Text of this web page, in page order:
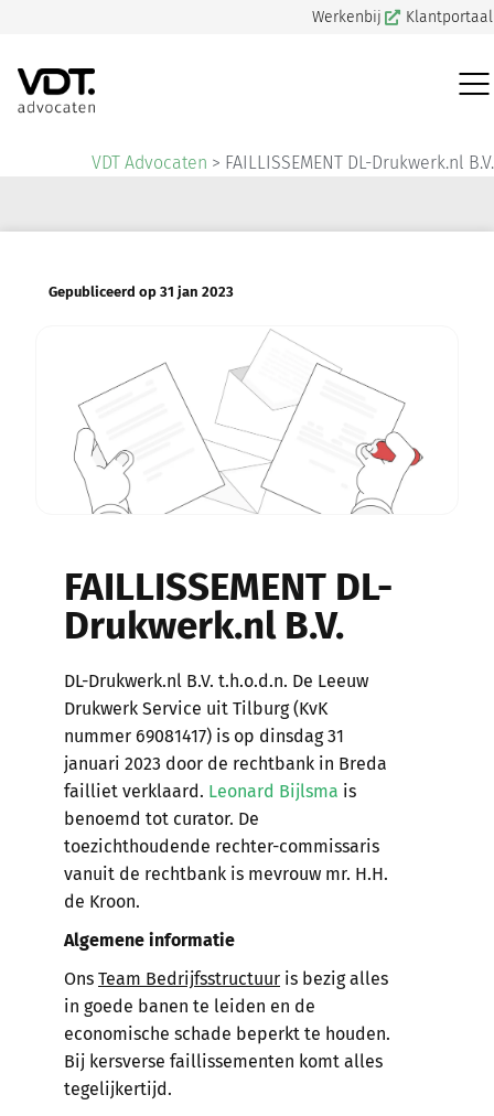
Werkenbij Klantportaal
VDT Advocaten > FAILLISSEMENT DL-Drukwerk.nl B.V.
Gepubliceerd op 31 jan 2023
FAILLISSEMENT DL-
Drukwerk.nl B.V.
DL-Drukwerk.nl B.V. t.h.o.d.n. De Leeuw
Drukwerk Service uit Tilburg (KvK
nummer 69081417) is op dinsdag 31
januari 2023 door de rechtbank in Breda
failliet verklaard. Leonard Bijlsma is
benoemd tot curator. De
toezichthoudende rechter-commissaris
vanuit de rechtbank is mevrouw mr. H.H.
de Kroon.
Algemene informatie
Ons Team Bedrijfsstructuur is bezig alles
in goede banen te leiden en de
economische schade beperkt te houden.
Bij kersverse faillissementen komt alles
tegelijkertijd.